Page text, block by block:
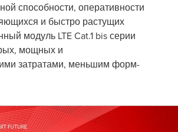
способности, оперативности
и быстро растущих
модуль LTE Cat.1 bis серии
мощных и
затратами, меньшим форм-